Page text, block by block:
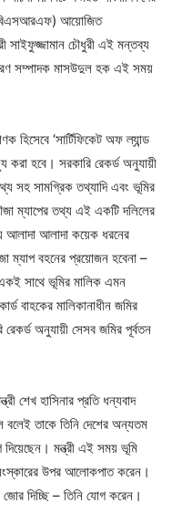
(বিএসআরএফ) আয়োজিত
সাইফুজ্জামান চৌধুরী এই মন্তব্য
সম্পাদক মাসউদুল হক এই সময়
হিসেবে ‘সার্টিফিকেট অফ ল্যান্ড
হবে। সরকারি রেকর্ড অনুযায়ী
সহ সামগ্রিক তথ্যাদি এবং ভূমির
ম্যাপের তথ্য এই একটি দলিলের
আলাদা আলাদা কয়েক ধরনের
ম্যাপ বহনের প্রয়োজন হবেনা –
সাথে ভূমির মালিক এমন
বাহকের মালিকানাধীন জমির
অনুযায়ী সেসব জমির পূর্বতন
শেখ হাসিনার প্রতি ধন্যবাদ
বলেই তাকে তিনি দেশের অন্যতম
মন্ত্রী এই সময় ভূমি
উপর আলোকপাত করেন।
দিচ্ছি – তিনি যোগ করেন।